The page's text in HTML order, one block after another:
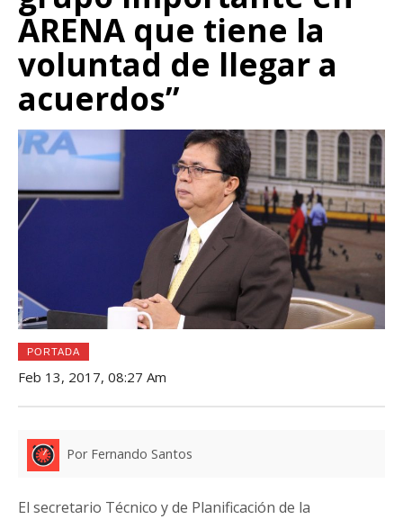
ARENA que tiene la
voluntad de llegar a
acuerdos”
PORTADA
Feb 13, 2017, 08:27 Am
Por Fernando Santos
El secretario Técnico y de Planificación de la